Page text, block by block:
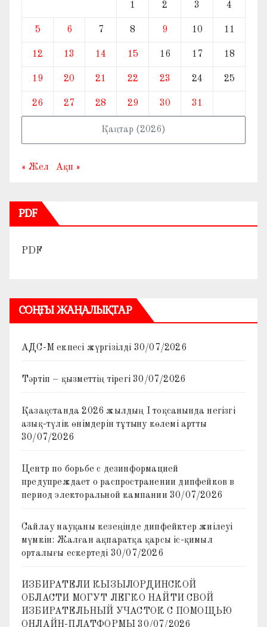
Қаңтар (2026)
1 2 3 4
5 6 7 8 9 10 11
12 13 14 15 16 17 18
19 20 21 22 23 24 25
26 27 28 29 30 31
« Жел Ақп »
PDF
PDF
СОҢҒЫ ЖАҢАЛЫҚТАР
АДС-М екпесі жүргізілді 30/07/2026
Тәртіп – қызметтің тірегі 30/07/2026
Қазақстанда 2026 жылдың I тоқсанында негізгі
азық-түлік өнімдерін тұтыну көлемі артты
30/07/2026
Центр по борьбе с дезинформацией
предупреждает о распространении дипфейков в
период электоральной кампании 30/07/2026
Сайлау науқаны кезеңінде дипфейктер жиілеуі
мүмкін: Жалған ақпаратқа қарсы іс-қимыл
орталығы ескертеді 30/07/2026
ИЗБИРАТЕЛИ КЫЗЫЛОРДИНСКОЙ
ОБЛАСТИ МОГУТ ЛЕГКО НАЙТИ СВОЙ
ИЗБИРАТЕЛЬНЫЙ УЧАСТОК С ПОМОЩЬЮ
ОНЛАЙН-ПЛАТФОРМЫ 30/07/2026